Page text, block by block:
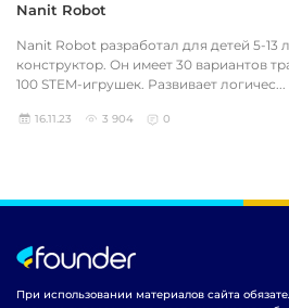
Nanit Robot
Nanit Robot разработал для детей 5-13
конструктор. Он имеет 30 вариантов
100 STEM-игрушек. Развивает логичес...
16.11.23 3 904 0
При использовании материалов сайта